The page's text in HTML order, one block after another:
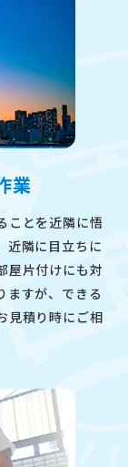
業
ことを近隣に悟
近隣に目立ちに
屋片付けにも対
ますが、できる
見積り時にご相